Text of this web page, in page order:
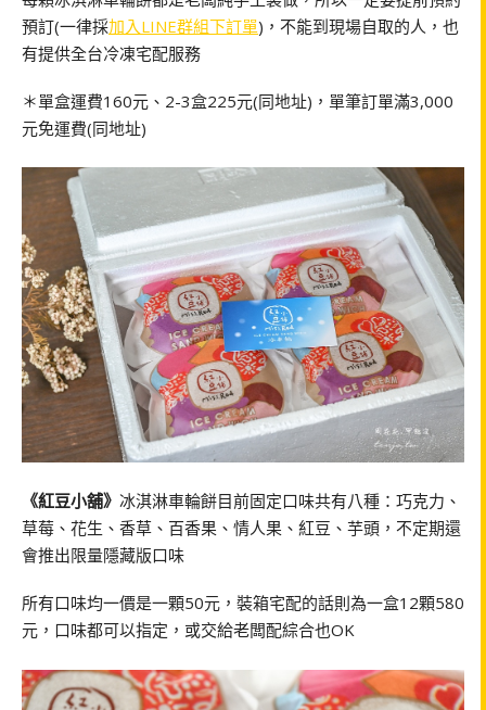
預訂(一律採加入LINE群組下訂單)，不能到現場自取的人，也
有提供全台冷凍宅配服務
＊單盒運費160元、2-3盒225元(同地址)，單筆訂單滿3,000
元免運費(同地址)
《紅豆小舖》 冰淇淋車輪餅目前固定口味共有八種：巧克力、
草莓、花生、香草、百香果、情人果、紅豆、芋頭，不定期還
會推出限量隱藏版口味
所有口味均一價是一顆50元，裝箱宅配的話則為一盒12顆580
元，口味都可以指定，或交給老闆配綜合也OK